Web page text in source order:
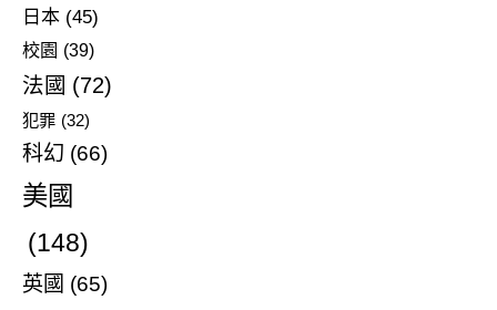
日本 (45)
校園 (39)
法國 (72)
犯罪 (32)
科幻 (66)
美國
(148)
英國 (65)